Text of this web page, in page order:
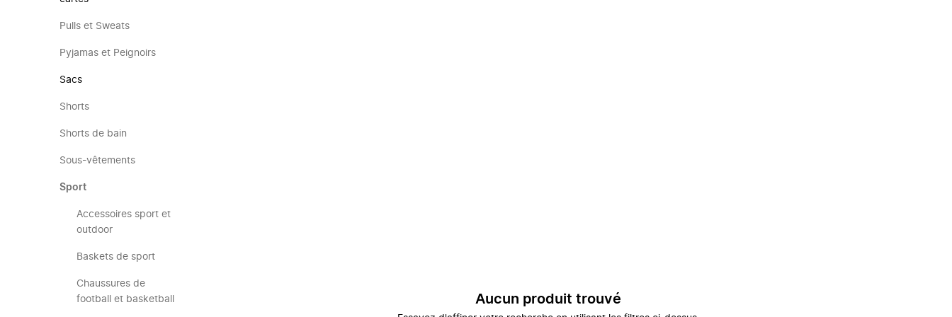
Pulls et Sweats
Pyjamas et Peignoirs
Sacs
Shorts
Shorts de bain
Sous-vêtements
Sport
Accessoires sport et
outdoor
Baskets de sport
Chaussures de
football et basketball
Aucun produit trouvé